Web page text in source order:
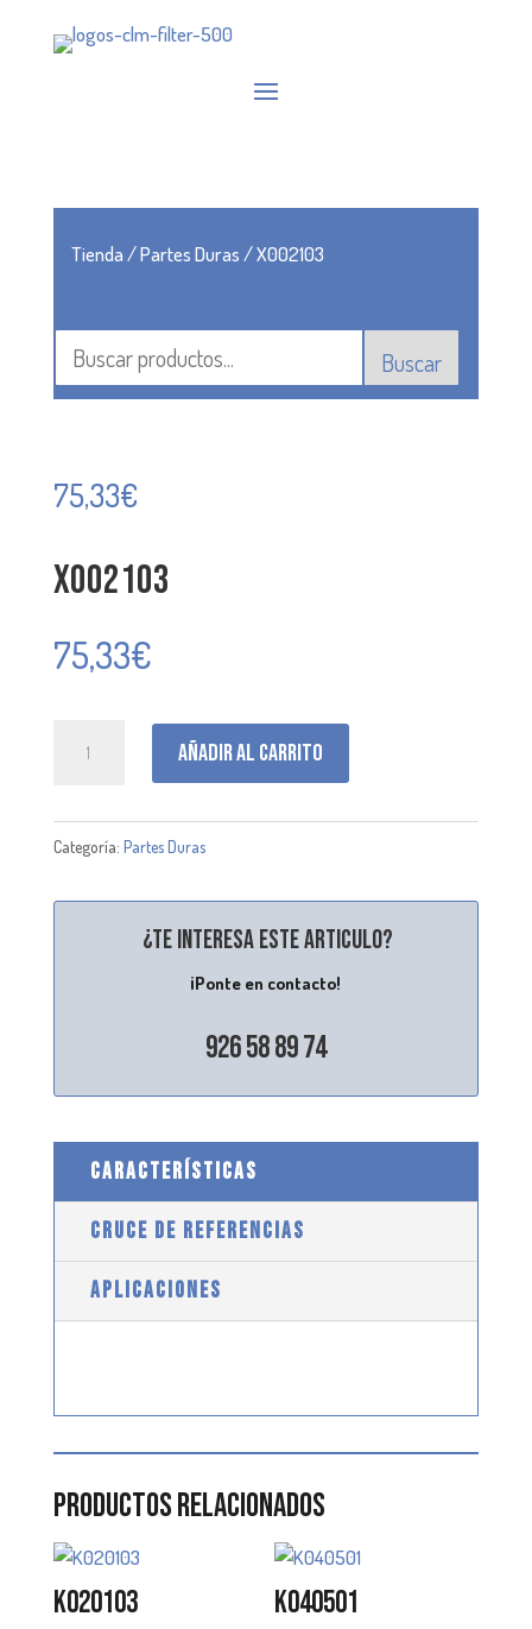
Tienda/Partes Duras/ X002103
Buscar
75,33€
X002103
75,33€
Añadir al carrito
Categoría: Partes Duras
¿Te interesa este articulo?
¡Ponte en contacto!
926 58 89 74
CARACTERÍSTICAS
CRUCE DE REFERENCIAS
APLICACIONES
Productos relacionados
K020103 K040501